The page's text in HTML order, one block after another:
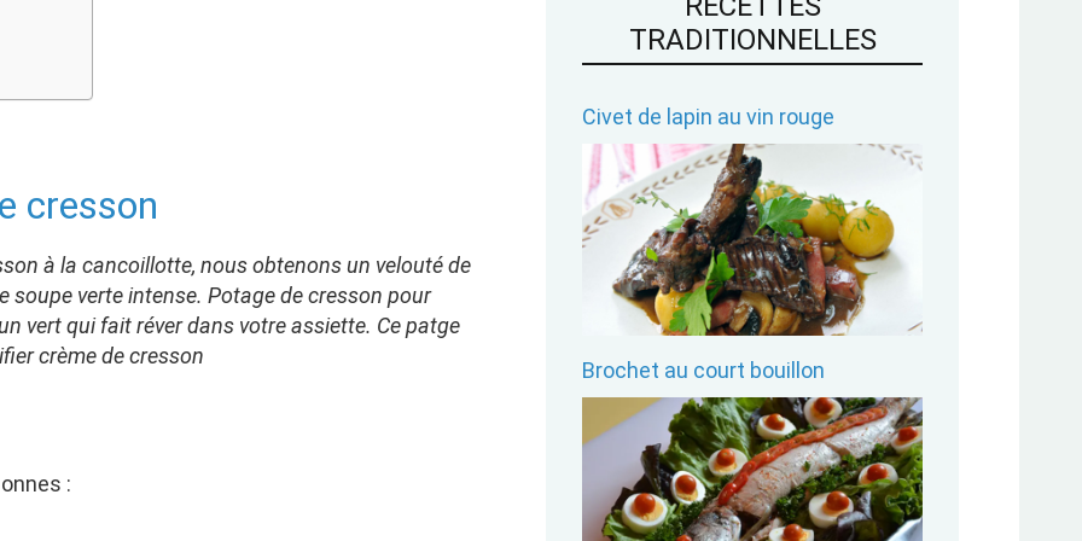
cresson
à la cancoillotte, nous obtenons un velouté de
soupe verte intense. Potage de cresson pour
vert qui fait réver dans votre assiette. Ce patge
crème de cresson
:
TRADITIONNELLES
Civet de lapin au vin rouge
Brochet au court bouillon